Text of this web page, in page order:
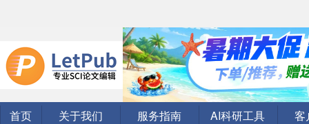
首页 关于我们 服务指南 AI科研工具 客